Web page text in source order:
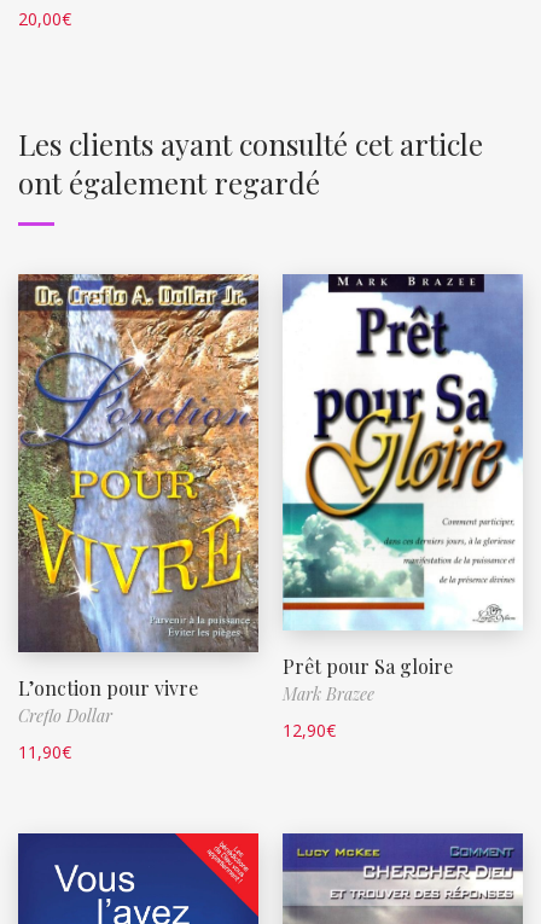
20,00€
Les clients ayant consulté cet article
ont également regardé
L’onction pour vivre
Creflo Dollar
11,90€
Prêt pour Sa gloire
Mark Brazee
12,90€